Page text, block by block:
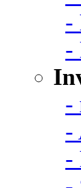
-
-
-
-
-